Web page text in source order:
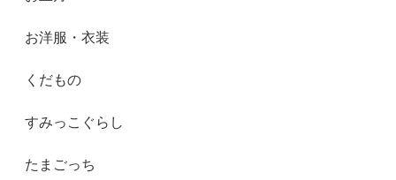
お洋服・衣装
くだもの
すみっこぐらし
たまごっち